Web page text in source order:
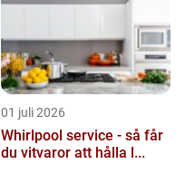
01 juli 2026
Whirlpool service - så får
du vitvaror att hålla l...